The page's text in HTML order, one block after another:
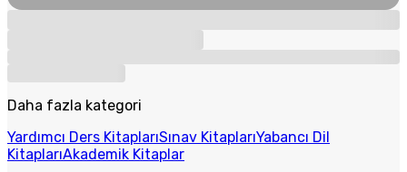
Daha fazla kategori
Yardımcı Ders KitaplarıSınav KitaplarıYabancı Dil
KitaplarıAkademik Kitaplar